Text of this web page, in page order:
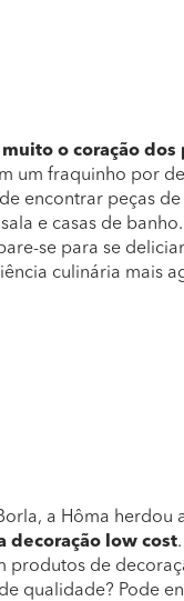
o coração
um fraquinho por
encontrar peças
e casas de
se para se
culinária mais
a Hôma herdou
decoração low cost
produtos de
qualidade? Pode